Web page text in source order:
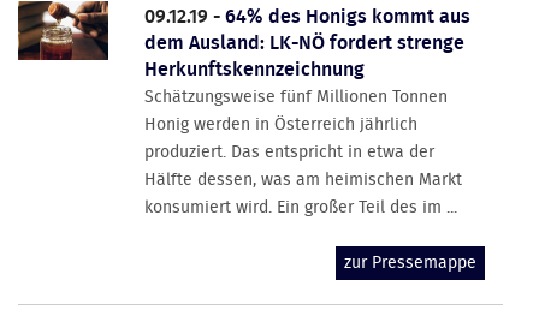
09.12.19 -64% des Honigs kommt aus
dem Ausland: LK-NÖ fordert strenge
Herkunftskennzeichnung
Schätzungsweise fünf Millionen Tonnen
Honig werden in Österreich jährlich
produziert. Das entspricht in etwa der
Hälfte dessen, was am heimischen Markt
konsumiert wird. Ein großer Teil des im ...
zur Pressemappe